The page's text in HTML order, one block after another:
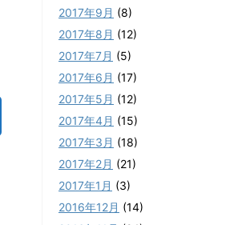
2017年9月 (8)
2017年8月 (12)
2017年7月 (5)
2017年6月 (17)
2017年5月 (12)
2017年4月 (15)
2017年3月 (18)
2017年2月 (21)
2017年1月 (3)
2016年12月 (14)